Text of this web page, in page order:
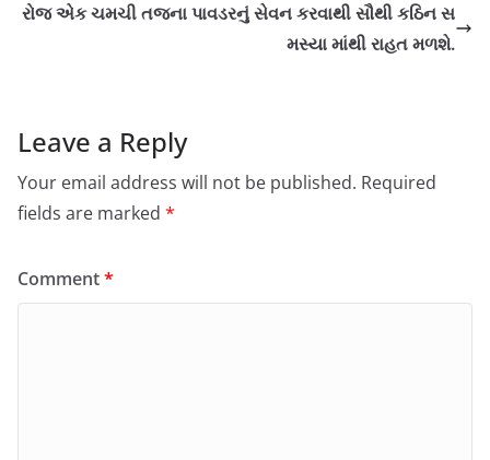
રોજ એક ચમચી તજના પાવડરનું સેવન કરવાથી સૌથી કઠિન સ
મસ્યા માંથી રાહત મળશે.
Leave a Reply
Your email address will not be published. Required
fields are marked *
Comment*